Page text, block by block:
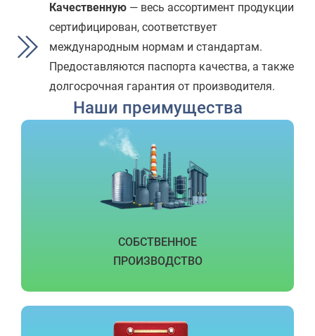
Качественную — весь ассортимент продукции
сертифицирован, соответствует
международным нормам и стандартам.
Предоставляются паспорта качества, а также
долгосрочная гарантия от производителя.
Наши преимущества
СОБСТВЕННОЕ
ПРОИЗВОДСТВО